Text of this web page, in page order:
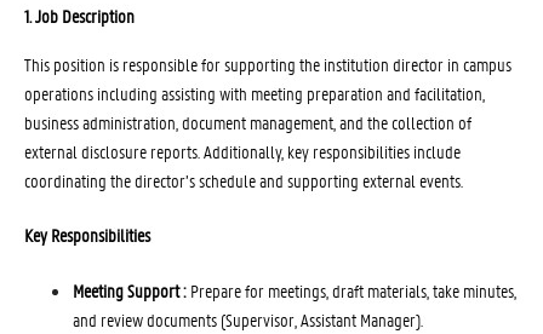
1. Job Description
This position is responsible for supporting the institution director in campus
operations including assisting with meeting preparation and facilitation,
business administration, document management, and the collection of
external disclosure reports. Additionally, key responsibilities include
coordinating the director’s schedule and supporting external events.
Key Responsibilities
Meeting Support : Prepare for meetings, draft materials, take minutes,
and review documents (Supervisor, Assistant Manager).